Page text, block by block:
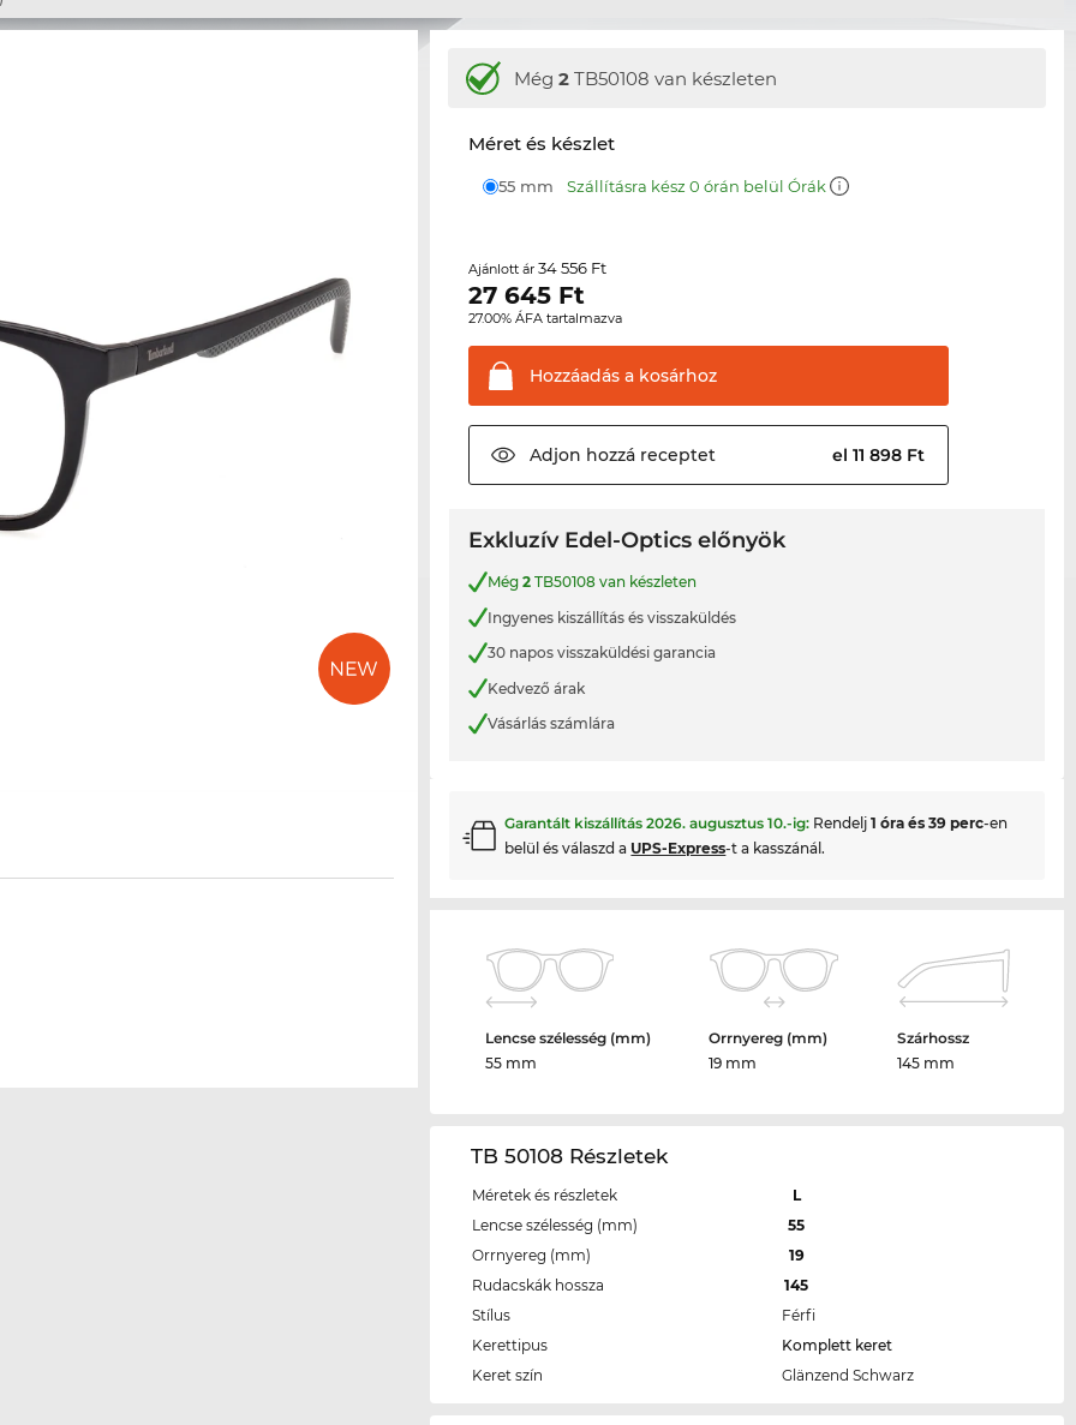
Még2 TB50108 van készleten
Méret és készlet
55 mm Szállításra kész 0 órán belül Órák
Ajánlott ár34 556 Ft
27 645 Ft
27.00% ÁFA tartalmazva
Hozzáadás a kosárhoz
Adjon hozzá receptet el 11 898 Ft
Exkluzív Edel-Optics előnyök
Még2 TB50108 van készleten
Ingyenes kiszállítás és visszaküldés
30 napos visszaküldési garancia
Kedvező árak
Vásárlás számlára
Garantált kiszállítás2026. augusztus 10.-ig: Rendelj1 óra és 39 perc-en
belül és válaszd a UPS-Express-t a kasszánál.
Lencse szélesség (mm)
55 mm
Orrnyereg (mm)
19 mm
Szárhossz
145 mm
TB 50108 Részletek
Méretek és részletek
L
Lencse szélesség (mm)
55
Orrnyereg (mm)
19
Rudacskák hossza
145
Stílus
Férfi
Kerettipus
Komplett keret
Keret szín
Glänzend Schwarz